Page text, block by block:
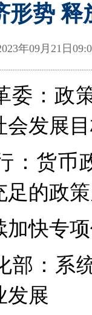
形势
年09月21
：政策
会发展
货币
足的政
快专项
：系统
发展